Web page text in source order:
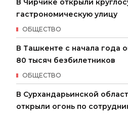
В Чирчике открыли
гастрономическую улицу
ОБЩЕСТВО
В Ташкенте с начала года
80 тысяч безбилетников
ОБЩЕСТВО
В Сурхандарьинской
открыли огонь по